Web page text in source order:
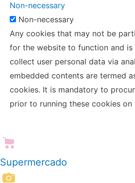
Non-necessary
Non-necessary
Any cookies that may not be
for the website to function and
collect user personal data via
embedded contents are termed
cookies. It is mandatory to
prior to running these cookies on
Scroll
to
Supermercado